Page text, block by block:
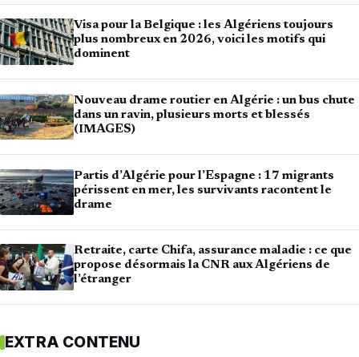
Visa pour la Belgique : les Algériens toujours
plus nombreux en 2026, voici les motifs qui
dominent
Nouveau drame routier en Algérie : un bus chute
dans un ravin, plusieurs morts et blessés
(IMAGES)
Partis d’Algérie pour l’Espagne : 17 migrants
périssent en mer, les survivants racontent le
drame
Retraite, carte Chifa, assurance maladie : ce que
propose désormais la CNR aux Algériens de
l’étranger
EXTRA CONTENU